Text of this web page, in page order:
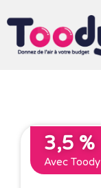
3,5 %
Avec Toody